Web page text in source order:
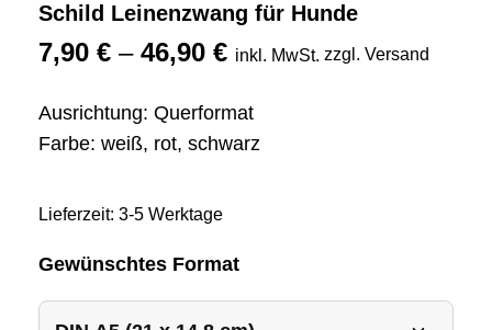
Schild Leinenzwang für Hunde
7,90 € – 46,90 € inkl. MwSt. zzgl. Versand
Ausrichtung: Querformat
Farbe: weiß, rot, schwarz
Lieferzeit: 3-5 Werktage
Gewünschtes Format